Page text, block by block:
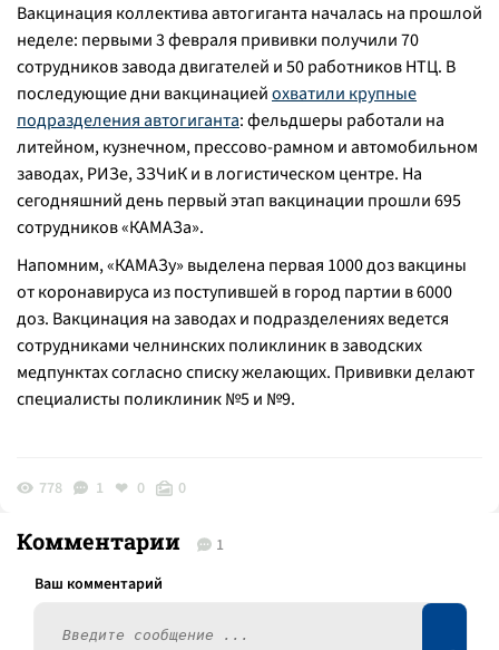
Вакцинация коллектива автогиганта началась на прошлой
неделе: первыми 3 февраля прививки получили 70
сотрудников завода двигателей и 50 работников НТЦ. В
последующие дни вакцинациейохватили крупные
подразделения автогиганта: фельдшеры работали на
литейном, кузнечном, прессово-рамном и автомобильном
заводах, РИЗе, ЗЗЧиК и в логистическом центре. На
сегодняшний день первый этап вакцинации прошли 695
сотрудников «КАМАЗа».
Напомним, «КАМАЗу» выделена первая 1000 доз вакцины
от коронавируса из поступившей в город партии в 6000
доз. Вакцинация на заводах и подразделениях ведется
сотрудниками челнинских поликлиник в заводских
медпунктах согласно списку желающих. Прививки делают
специалисты поликлиник №5 и №9.
778 1 0 0
Комментарии 1